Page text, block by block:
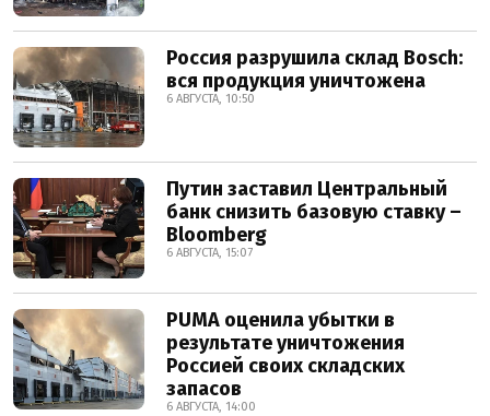
Россия разрушила склад Bosch:
вся продукция уничтожена
6 АВГУСТА, 10:50
Путин заставил Центральный
банк снизить базовую ставку –
Bloomberg
6 АВГУСТА, 15:07
PUMA оценила убытки в
результате уничтожения
Россией своих складских
запасов
6 АВГУСТА, 14:00